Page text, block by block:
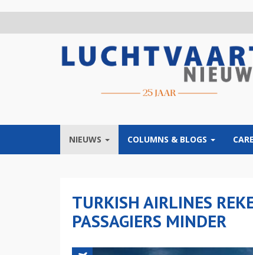
NIEUWS COLUMNS & BLOGS
TURKISH AIRLINES
PASSAGIERS MINDER